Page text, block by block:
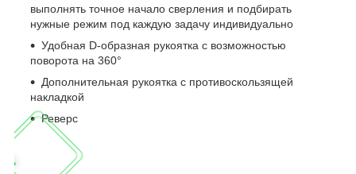
выполнять точное начало сверления и подбирать
нужные режим под каждую задачу индивидуально
Удобная D-образная рукоятка с возможностью
поворота на 360°
Дополнительная рукоятка с противоскользящей
накладкой
Реверс